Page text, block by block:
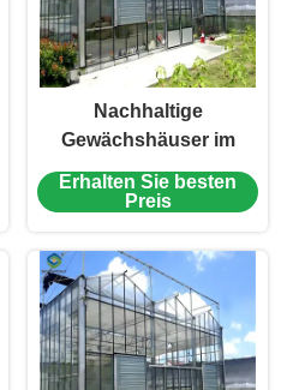
Nachhaltige
Gewächshäuser im
Venlo-Stil mit
Energieerzeugung und
Energiesystemen zur
Unterstützung grüner
Landwirtschaftsinitiativen
Erhalten Sie besten
Preis